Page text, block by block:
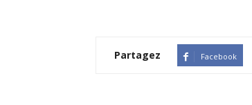
Partagez Facebook